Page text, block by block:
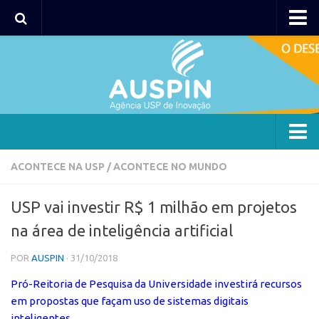
Agência
Coordenação
Polos
Polo Capital
Polo Lorena
Polo Ribeirão Preto
ACONTECE NA USP /ACONTECE NO MUNDO
USP vai investir R$ 1 milhão em projetos
na área de inteligência artificial
POR AUSPIN · 31/10/2018
Pró-Reitoria de Pesquisa da Universidade investirá recursos
em propostas que façam uso de sistemas digitais